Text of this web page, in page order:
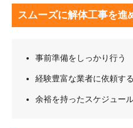
スムーズに解体工事を進
事前準備をしっかり行う
経験豊富な業者に依頼する
余裕を持ったスケジュー